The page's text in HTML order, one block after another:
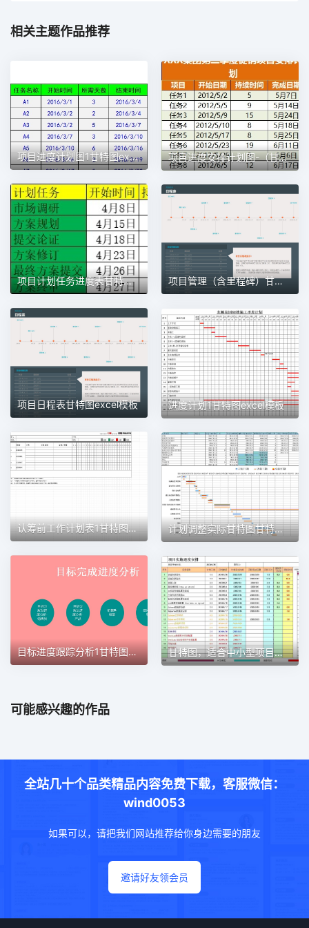
相关主题作品推荐
项目进度计划图1甘特图excel模板 项目进度安排计划图-（甘特图）1甘特图excel模板
项目计划任务进度表甘特图1甘特图excel模板 项目管理（含里程碑）甘特图excel模板
项目日程表甘特图excel模板 进度计划1甘特图excel模板
认筹前工作计划表1甘特图excel模板 计划调整实际甘特图甘特图excel模板
目标进度跟踪分析1甘特图excel模板 甘特图，适合中小型项目管理使用甘特图excel模板
可能感兴趣的作品
全站几十个品类精品内容免费下载，客服微信：
wind0053
如果可以，请把我们网站推荐给你身边需要的朋友
邀请好友领会员